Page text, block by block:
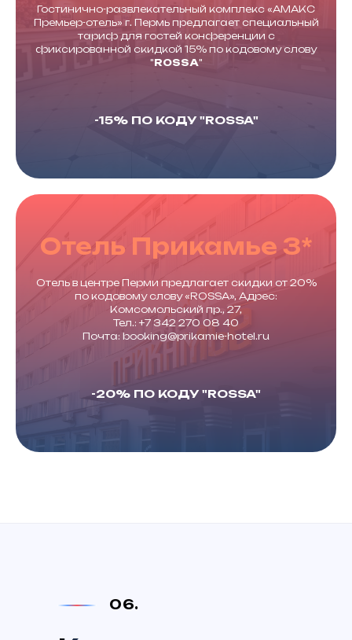
Гостинично-развлекательный комплекс «АМАКС
Премьер-отель» г. Пермь предлагает специальный
тариф для гостей конференции с
фиксированной скидкой 15% по кодовому слову
"ROSSA"
-15% ПО КОДУ "ROSSA"
Отель Прикамье 3*
Отель в центре Перми предлагает скидки от 20%
по кодовому слову «ROSSA», Адрес:
Комсомольский пр., 27,
Тел.: +7 342 270 08 40
Почта: booking@prikamie-hotel.ru
-20% ПО КОДУ "ROSSA"
06.